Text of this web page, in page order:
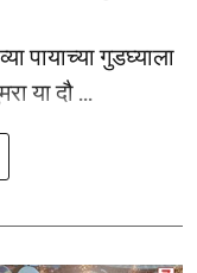
पायाच्या गुडघ्याला
या दौ ...